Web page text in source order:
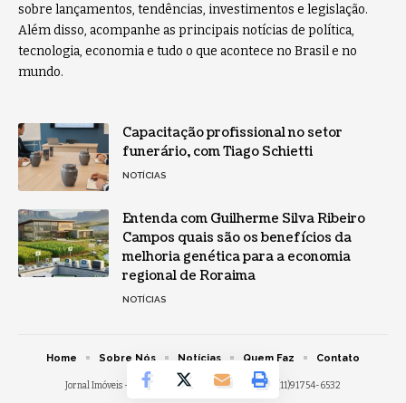
sobre lançamentos, tendências, investimentos e legislação.
Além disso, acompanhe as principais notícias de política,
tecnologia, economia e tudo o que acontece no Brasil e no
mundo.
Capacitação profissional no setor
funerário, com Tiago Schietti
NOTÍCIAS
Entenda com Guilherme Silva Ribeiro
Campos quais são os benefícios da
melhoria genética para a economia
regional de Roraima
NOTÍCIAS
Jornal Imóveis - contato@jornalimoveis.com.br- tel.(11)91754-6532
Home Sobre Nós Notícias Quem Faz Contato